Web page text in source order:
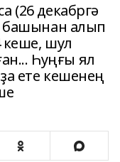
(26 декабргә
башынан алып
кеше, шул
Һуңғы ял
ете кешенең